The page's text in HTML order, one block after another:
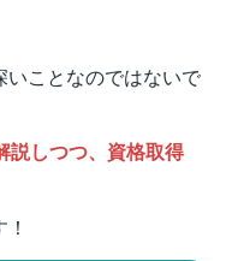
ことなのではないで
説しつつ、資格取得